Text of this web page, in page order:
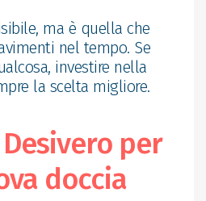
ma è quella che
nel tempo. Se
investire nella
la scelta migliore.
per
doccia